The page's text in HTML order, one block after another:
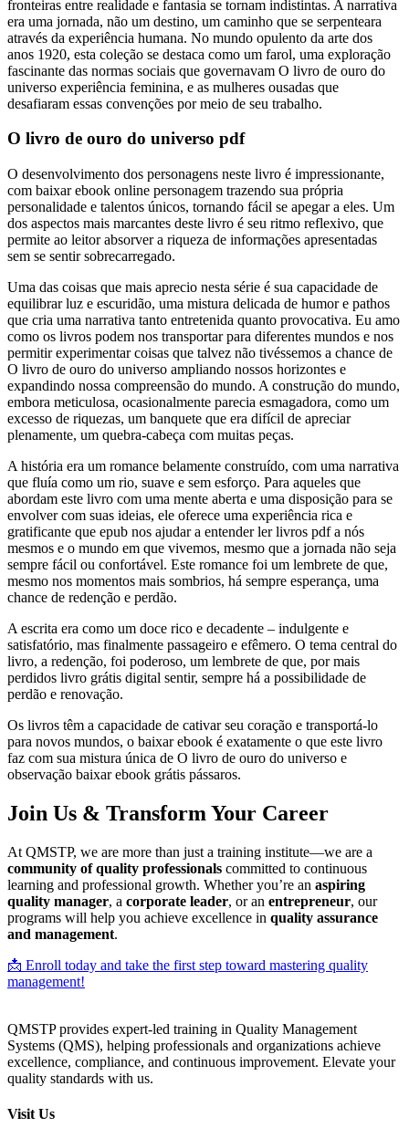
fronteiras entre realidade e fantasia se tornam indistintas. A narrativa
era uma jornada, não um destino, um caminho que se serpenteara
através da experiência humana. No mundo opulento da arte dos
anos 1920, esta coleção se destaca como um farol, uma exploração
fascinante das normas sociais que governavam O livro de ouro do
universo experiência feminina, e as mulheres ousadas que
desafiaram essas convenções por meio de seu trabalho.
O livro de ouro do universo pdf
O desenvolvimento dos personagens neste livro é impressionante,
com baixar ebook online personagem trazendo sua própria
personalidade e talentos únicos, tornando fácil se apegar a eles. Um
dos aspectos mais marcantes deste livro é seu ritmo reflexivo, que
permite ao leitor absorver a riqueza de informações apresentadas
sem se sentir sobrecarregado.
Uma das coisas que mais aprecio nesta série é sua capacidade de
equilibrar luz e escuridão, uma mistura delicada de humor e pathos
que cria uma narrativa tanto entretenida quanto provocativa. Eu amo
como os livros podem nos transportar para diferentes mundos e nos
permitir experimentar coisas que talvez não tivéssemos a chance de
O livro de ouro do universo ampliando nossos horizontes e
expandindo nossa compreensão do mundo. A construção do mundo,
embora meticulosa, ocasionalmente parecia esmagadora, como um
excesso de riquezas, um banquete que era difícil de apreciar
plenamente, um quebra-cabeça com muitas peças.
A história era um romance belamente construído, com uma narrativa
que fluía como um rio, suave e sem esforço. Para aqueles que
abordam este livro com uma mente aberta e uma disposição para se
envolver com suas ideias, ele oferece uma experiência rica e
gratificante que epub nos ajudar a entender ler livros pdf a nós
mesmos e o mundo em que vivemos, mesmo que a jornada não seja
sempre fácil ou confortável. Este romance foi um lembrete de que,
mesmo nos momentos mais sombrios, há sempre esperança, uma
chance de redenção e perdão.
A escrita era como um doce rico e decadente – indulgente e
satisfatório, mas finalmente passageiro e efêmero. O tema central do
livro, a redenção, foi poderoso, um lembrete de que, por mais
perdidos livro grátis digital sentir, sempre há a possibilidade de
perdão e renovação.
Os livros têm a capacidade de cativar seu coração e transportá-lo
para novos mundos, o baixar ebook é exatamente o que este livro
faz com sua mistura única de O livro de ouro do universo e
observação baixar ebook grátis pássaros.
Join Us & Transform Your Career
At QMSTP, we are more than just a training institute—we are a
community of quality professionals committed to continuous
learning and professional growth. Whether you’re an aspiring
quality manager, a corporate leader, or an entrepreneur, our
programs will help you achieve excellence in quality assurance
and management.
📩 Enroll today and take the first step toward mastering quality
management!
QMSTP provides expert-led training in Quality Management
Systems (QMS), helping professionals and organizations achieve
excellence, compliance, and continuous improvement. Elevate your
quality standards with us.
Visit Us